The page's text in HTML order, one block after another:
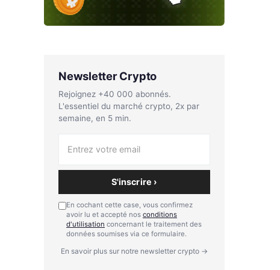
Newsletter Crypto
Rejoignez +40 000 abonnés.
L'essentiel du marché crypto, 2x par
semaine, en 5 min.
S'inscrire ›
En cochant cette case, vous confirmez
avoir lu et accepté nos conditions
d'utilisation concernant le traitement des
données soumises via ce formulaire.
En savoir plus sur notre newsletter crypto →